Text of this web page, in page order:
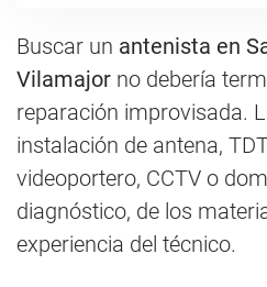
Buscar un antenista en
Vilamajor no debería
reparación improvisada.
instalación de antena,
videoportero, CCTV o
diagnóstico, de los
experiencia del técnico.